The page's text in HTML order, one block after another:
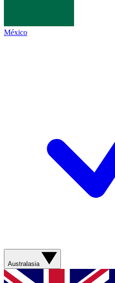
México
Australasia